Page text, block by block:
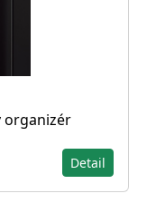
organizér
Detail